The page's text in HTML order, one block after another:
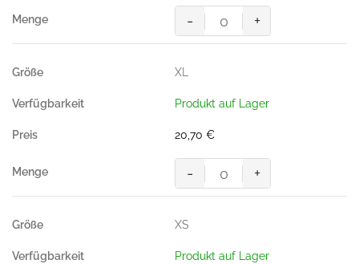
Poloshirt
Performance,
(50%
200g/m²)
- +
XL
Produkt auf Lager
20,70 €
Poloshirt
Performance,
(50%
- +
XS
Produkt auf Lager